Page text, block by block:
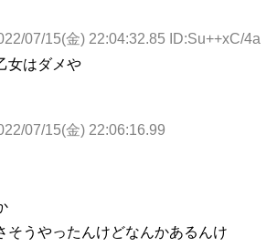
07/15(金) 22:04:32.85 ID:Su++xC/4a
女はダメや
07/15(金) 22:06:16.99
そうやったんけどなんかあるんけ